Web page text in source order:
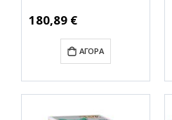
(ZZWDA004)
(MEBZZWDA004)
180,89 €
ΑΓΟΡΆ